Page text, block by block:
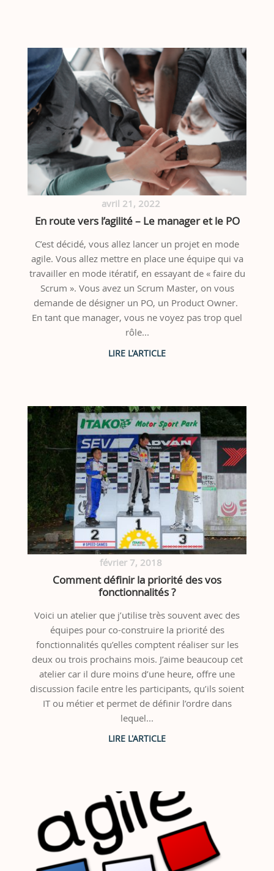
avril 21, 2022
En route vers l’agilité – Le manager et le PO
C’est décidé, vous allez lancer un projet en mode
agile. Vous allez mettre en place une équipe qui va
travailler en mode itératif, en essayant de « faire du
Scrum ». Vous avez un Scrum Master, on vous
demande de désigner un PO, un Product Owner.
En tant que manager, vous ne voyez pas trop quel
rôle...
février 7, 2018
Comment définir la priorité des vos
fonctionnalités ?
Voici un atelier que j’utilise très souvent avec des
équipes pour co-construire la priorité des
fonctionnalités qu’elles comptent réaliser sur les
deux ou trois prochains mois. J’aime beaucoup cet
atelier car il dure moins d’une heure, offre une
discussion facile entre les participants, qu’ils soient
IT ou métier et permet de définir l’ordre dans
lequel...